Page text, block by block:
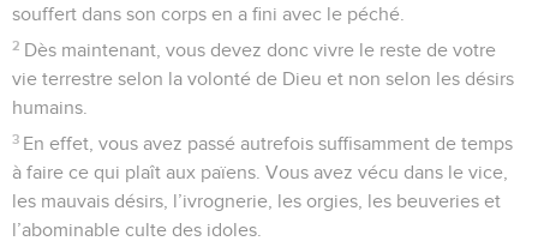
souffert dans son corps en a fini avec le péché.
2 Dès maintenant, vous devez donc vivre le reste de votre
vie terrestre selon la volonté de Dieu et non selon les désirs
humains.
3 En effet, vous avez passé autrefois suffisamment de temps
à faire ce qui plaît aux païens. Vous avez vécu dans le vice,
les mauvais désirs, l’ivrognerie, les orgies, les beuveries et
l’abominable culte des idoles.